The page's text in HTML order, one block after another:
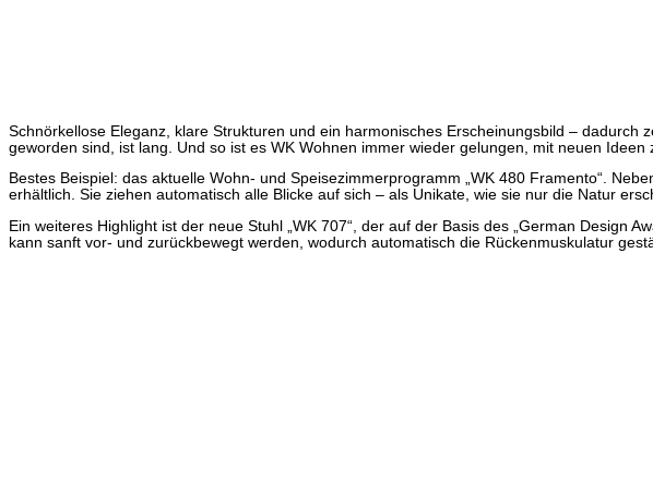
Schnörkellose Eleganz, klare Strukturen und ein harmonisches Erscheinungsbild –
geworden sind, ist lang. Und so ist es WK Wohnen immer wieder gelungen, mit neuen Ideen
Bestes Beispiel: das aktuelle Wohn- und Speisezimmerprogramm „WK 480 Framento“.
erhältlich. Sie ziehen automatisch alle Blicke auf sich – als Unikate, wie sie nur die Natur
Ein weiteres Highlight ist der neue Stuhl „WK 707“, der auf der Basis des „German Design
kann sanft vor- und zurückbewegt werden, wodurch automatisch die Rückenmuskulatur